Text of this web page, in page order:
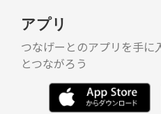
アプリ
つなげーとのアプリを手に
とつながろう